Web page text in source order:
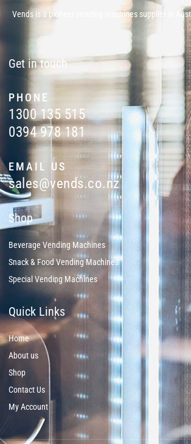
Vends is a pioneer vending machines supplier in
Get in touch
PHONE
1300 135 515
0394 978 181
EMAIL US
sales@vends.co.nz
Shop
Beverage Vending Machines
Snack & Food Vending Machines
Special Vending Machines
Quick Links
Home
About us
Shop
Contact Us
My Account